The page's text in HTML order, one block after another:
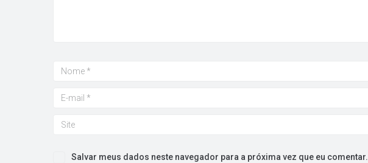
Salvar meus dados neste navegador para a próxima vez que eu comentar.